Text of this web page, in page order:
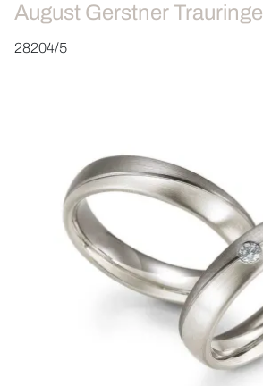
ROLEX
UHREN
SCHMUCK
HOCHZEIT
August Gerstner Trauringe
28204/5